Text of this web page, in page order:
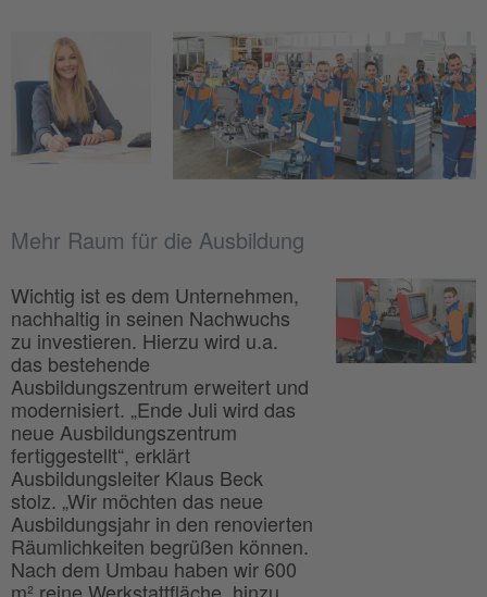
Mehr Raum für die Ausbildung
Wichtig ist es dem Unternehmen,
nachhaltig in seinen Nachwuchs
zu investieren. Hierzu wird u.a.
das bestehende
Ausbildungszentrum erweitert und
modernisiert. „Ende Juli wird das
neue Ausbildungszentrum
fertiggestellt“, erklärt
Ausbildungsleiter Klaus Beck
stolz. „Wir möchten das neue
Ausbildungsjahr in den renovierten
Räumlichkeiten begrüßen können.
Nach dem Umbau haben wir 600